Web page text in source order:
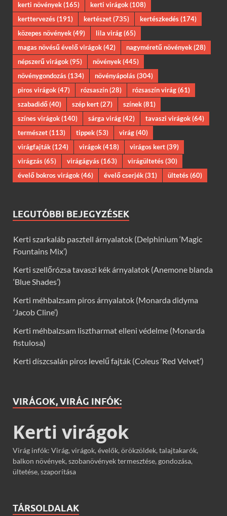
kerti növények(165) kerti virágok(108)
kerttervezés(191) kertészet(735) kertészkedés(174)
közepes növények(49) lila virág(65)
magas növésű évelő virágok(42) nagyméretű növények(28)
népszerű virágok(95) növények(445)
növénygondozás(134) növényápolás(304)
piros virágok(47) rózsaszín(28) rózsaszín virág(61)
szabadidő(40) szép kert(27) színek(81)
színes virágok(140) sárga virág(42) tavaszi virágok(64)
természet(113) tippek(53) virág(40)
virágfajták(124) virágok(418) virágos kert(39)
virágzás(65) virágágyás(163) virágültetés(30)
évelő bokros virágok(46) évelő cserjék(31) ültetés(60)
LEGUTÓBBI BEJEGYZÉSEK
Kerti szarkaláb pasztell árnyalatok (Delphinium ‘Magic
Fountains Mix’)
Kerti szellőrózsa tavaszi kék árnyalatok (Anemone blanda
‘Blue Shades’)
Kerti méhbalzsam piros árnyalatok (Monarda didyma
‘Jacob Cline’)
Kerti méhbalzsam lisztharmat elleni védelme (Monarda
fistulosa)
Kerti díszcsalán piros levelű fajták (Coleus ‘Red Velvet’)
VIRÁGOK, VIRÁG INFÓK:
Kerti virágok
Virág infók: Virág, virágok, évelők, örökzöldek, talajtakarók,
balkon növények, szobanövények termesztése, gondozása,
ültetése, szaporítása
TÁRSOLDALAK